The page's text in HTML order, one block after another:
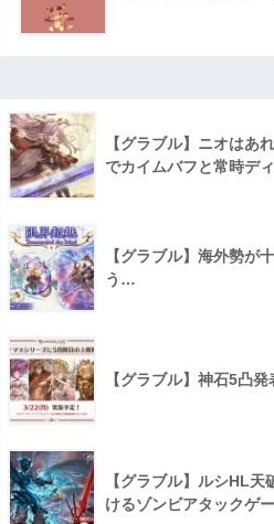
【グラブル】ニオはあ
でカイムバフと常時デ
【グラブル】海外勢が
う…
【グラブル】神石5凸
【グラブル】ルシHL
けるゾンビアタックゲー